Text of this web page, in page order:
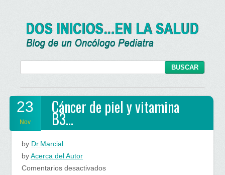
23
Nov
Cáncer de piel y vitamina
B3…
by Dr.Marcial
byAcerca del Autor
Comentarios desactivadosen